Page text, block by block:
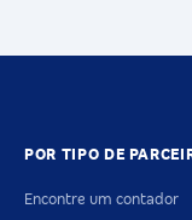
POR TIPO DE
Encontre um contador